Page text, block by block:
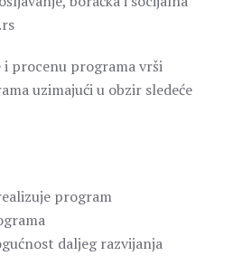
i procenu programa vrši
uzimajući u obzir sledeće
program
daljeg razvijanja